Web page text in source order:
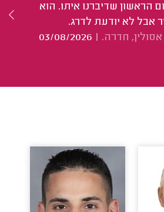
הראשון שדיברנו איתו. הוא
אבל לא יודעת לדרג.
חדרה. |
03/08/2026